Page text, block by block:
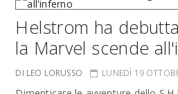
Helstrom ha
la Marvel scende
DI LEO LORUSSO LUNEDÌ 19